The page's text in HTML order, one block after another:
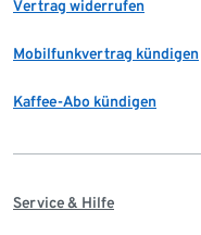
Vertrag widerrufen
Mobilfunkvertrag kündigen
Kaffee-Abo kündigen
Service & Hilfe